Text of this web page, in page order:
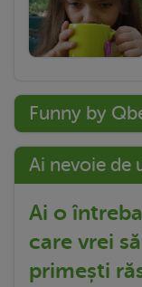
Funny by
Ai nevoie de
Ai o
care vrei să
primești